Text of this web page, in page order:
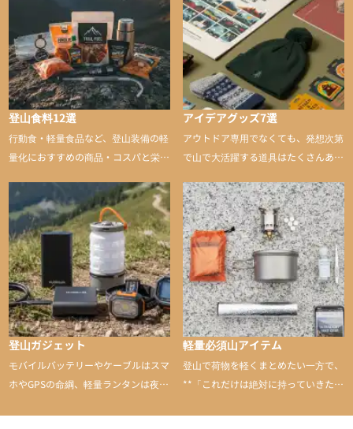
登山食料12選
行動食・軽量食品など、登山装備の軽
量化におすすめの商品・コスパと栄養
アイデアグッズ7選
アウトドア専用でなくても、発想次第
で山で大活躍する道具はたくさんあり
山に持ち込むと快適性や安心感をグッ
と引き上げてくれる――そんな意外性
のあるアイテムを紹介
登山ガジェット
モバイルバッテリーやケーブルはスマ
ホやGPSの命綱、軽量ランタンは夜間
軽量必須山アイテム
登山で荷物を軽くまとめたい一方で、
**「これだけは絶対に持っていきた